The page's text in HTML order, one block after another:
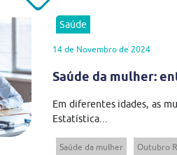
Saúde
14 de Novembro de 2024
Saúde da mulher:
Em diferentes idades, as
Estatística...
Saúde da mulher Outubro